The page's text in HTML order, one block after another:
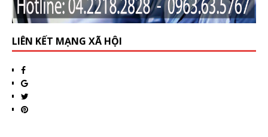
LIÊN KẾT MẠNG XÃ HỘI